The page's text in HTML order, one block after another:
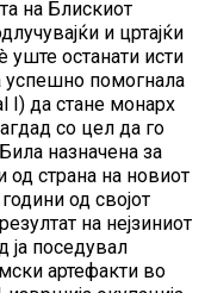
на Блискиот
и цртајќи
уште останати исти
помогнала
I) да стане монарх
со цел да го
назначена за
од страна на новиот
од својот
на нејзиниот
ја поседувал
артефакти во